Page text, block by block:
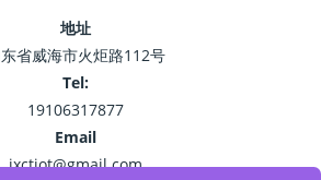
地址
省威海市火炬路112号
Tel:
19106317877
Email
jxctiot@gmail.com